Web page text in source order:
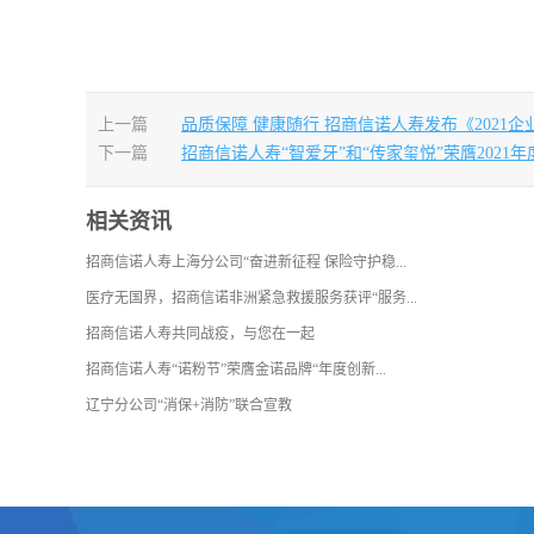
上一篇
品质保障 健康随行 招商信诺人寿发布《2021企
下一篇
招商信诺人寿“智爱牙”和“传家玺悦”荣膺2021
相关资讯
招商信诺人寿上海分公司“奋进新征程 保险守护稳...
医疗无国界，招商信诺非洲紧急救援服务获评“服务...
招商信诺人寿共同战疫，与您在一起
招商信诺人寿“诺粉节”荣膺金诺品牌“年度创新...
辽宁分公司“消保+消防”联合宣教